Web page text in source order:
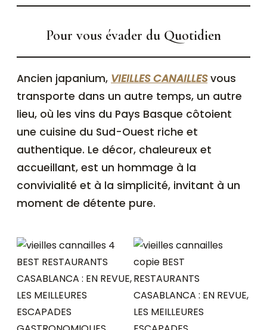
Pour vous évader du Quotidien
Ancien japanium, VIEILLES CANAILLESvous
transporte dans un autre temps, un autre
lieu, où les vins du Pays Basque côtoient
une cuisine du Sud-Ouest riche et
authentique. Le décor, chaleureux et
accueillant, est un hommage à la
convivialité et à la simplicité, invitant à un
moment de détente pure.